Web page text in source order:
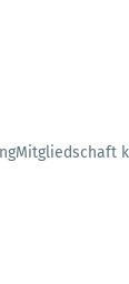
Mitgliedschaft